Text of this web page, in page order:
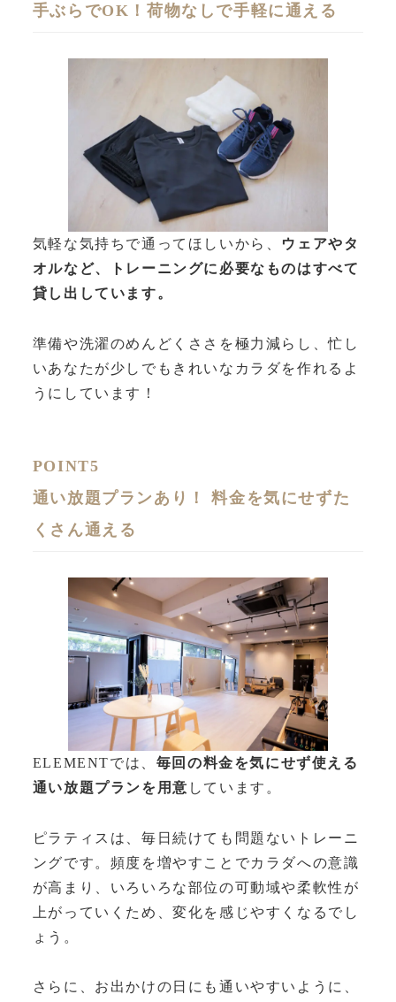
手ぶらでOK！荷物なしで手軽に通える
気軽な気持ちで通ってほしいから、 ウェアやタ
オルなど、トレーニングに必要なものはすべて
貸し出しています。
準備や洗濯のめんどくささを極力減らし、忙し
いあなたが少しでもきれいなカラダを作れるよ
うにしています！
POINT5
通い放題プランあり！ 料金を気にせずた
くさん通える
ELEMENTでは、 毎回の料金を気にせず使える
通い放題プランを用意 しています。
ピラティスは、毎日続けても問題ないトレーニ
ングです。頻度を増やすことでカラダへの意識
が高まり、いろいろな部位の可動域や柔軟性が
上がっていくため、変化を感じやすくなるでし
ょう。
さらに、お出かけの日にも通いやすいように、